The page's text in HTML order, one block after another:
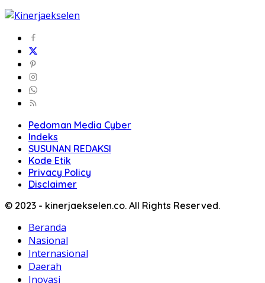
Pedoman Media Cyber
Indeks
SUSUNAN REDAKSI
Kode Etik
Privacy Policy
Disclaimer
© 2023 - kinerjaekselen.co. All Rights Reserved.
Beranda
Nasional
Internasional
Daerah
Inovasi